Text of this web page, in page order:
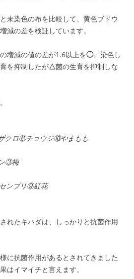
未染色の布を比較して、黄色ブドウ
減の差を検証しています。
増減の値の差が1.6以上を◯、染色し
を抑制したが△菌の生育を抑制しな
クロ⑧チョウジ⑩やまもも
梅
ブリ⑨紅花
れたキハダは、しっかりと抗菌作用
に抗菌作用があるとされてきました
はイマイチと言えます。